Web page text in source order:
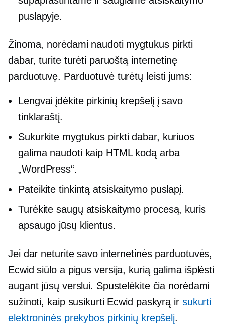
puslapyje.
Žinoma, norėdami naudoti mygtukus pirkti
dabar, turite turėti paruoštą internetinę
parduotuvę. Parduotuvė turėtų leisti jums:
Lengvai įdėkite pirkinių krepšelį į savo
tinklaraštį.
Sukurkite mygtukus pirkti dabar, kuriuos
galima naudoti kaip HTML kodą arba
„WordPress“.
Pateikite tinkintą atsiskaitymo puslapį.
Turėkite saugų atsiskaitymo procesą, kuris
apsaugo jūsų klientus.
Jei dar neturite savo internetinės parduotuvės,
Ecwid siūlo a pigus versija, kurią galima išplėsti
augant jūsų verslui. Spustelėkite čia norėdami
sužinoti, kaip susikurti Ecwid paskyrą ir sukurti
elektroninės prekybos pirkinių krepšelį.